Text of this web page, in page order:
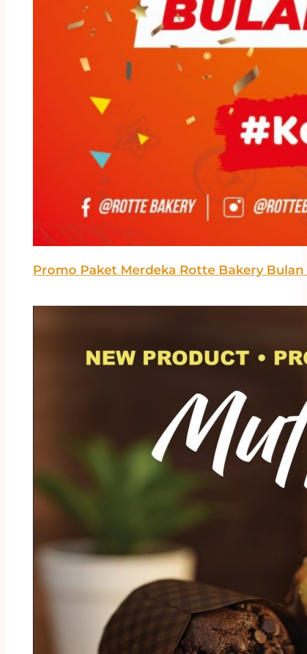
Promo Paket Merdeka Rotte Bakery Bulan